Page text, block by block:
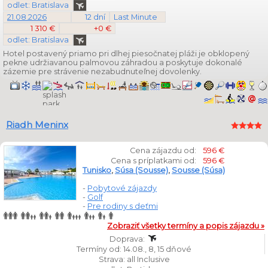
odlet: Bratislava
21.08.2026
12 dní
Last Minute
1 310 €
+0 €
odlet: Bratislava
Hotel postavený priamo pri dlhej piesočnatej pláži je obklopený
pekne udržiavanou palmovou záhradou a poskytuje dokonalé
zázemie pre strávenie nezabudnuteľnej dovolenky.
Riadh Meninx
Cena zájazdu od:
596 €
Cena s príplatkami od:
596 €
Tunisko, Súsa (Sousse), Sousse (Súsa)
- Pobytové zájazdy
- Golf
- Pre rodiny s deťmi
Zobraziť všetky termíny a popis zájazdu »
Doprava:
Termíny od: 14.08., 8, 15 dňové
Strava: all Inclusive